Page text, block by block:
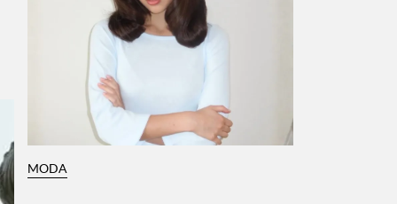
MODA